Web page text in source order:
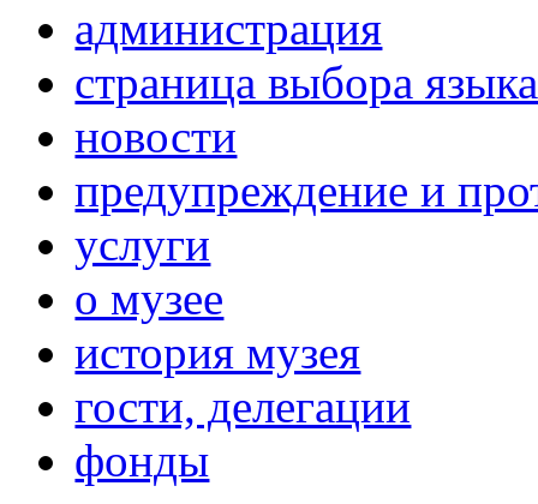
администрация
страница выбора языка
новости
предупреждение и
услуги
о музее
история музея
гости, делегации
фонды